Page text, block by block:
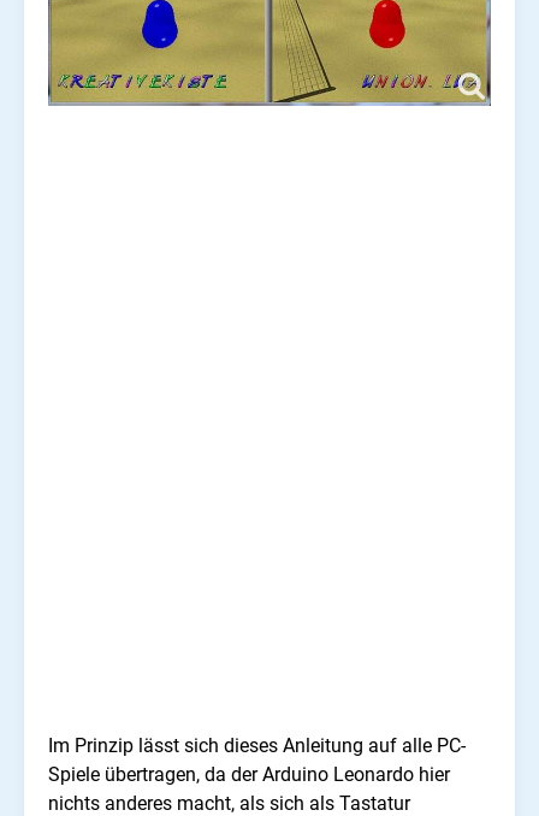
Im Prinzip lässt sich dieses Anleitung auf alle PC-
Spiele übertragen, da der Arduino Leonardo hier
nichts anderes macht, als sich als Tastatur